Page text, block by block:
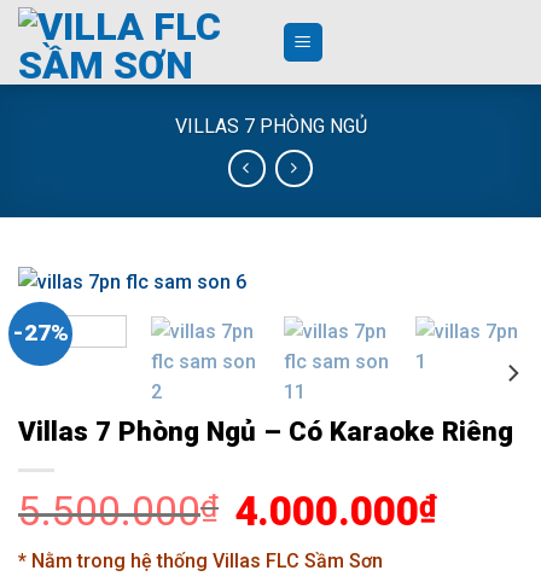
Skip
content
VILLAS 7 PHÒNG NGỦ
-27%
Villas 7 Phòng Ngủ – Có Karaoke Riêng
5.500.000₫ Giá
gốc
là:
4.000.000₫Giá
* Nằm trong hệ thống Villas FLC Sầm Sơn